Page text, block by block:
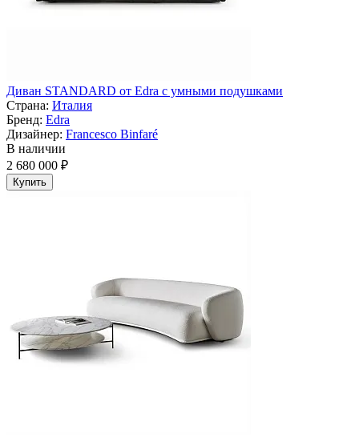
Диван STANDARD от Edra с умными подушками
Страна: Италия
Бренд: Edra
Дизайнер: Francesco Binfaré
В наличии
2 680 000 ₽
Купить